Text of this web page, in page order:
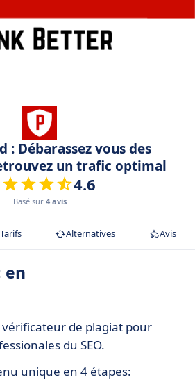
: Débarassez vous des
un trafic optimal
4.6
Basé sur 4 avis
Tarifs Alternatives Avis
en
vérificateur de plagiat pour
du SEO.
unique en 4 étapes: